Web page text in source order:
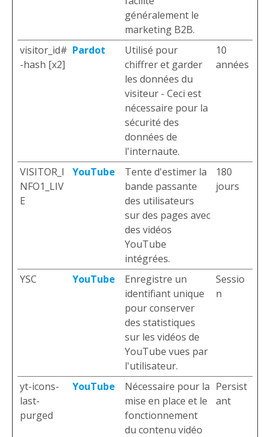
généralement le
marketing B2B.
visitor_id#
-hash [x2]
Pardot
Utilisé pour
chiffrer et garder
les données du
visiteur - Ceci est
nécessaire pour la
sécurité des
données de
l'internaute.
10
années
VISITOR_I
NFO1_LIV
E
YouTube
Tente d'estimer la
bande passante
des utilisateurs
sur des pages avec
des vidéos
YouTube
intégrées.
180
jours
YSC YouTube
Enregistre un
identifiant unique
pour conserver
des statistiques
sur les vidéos de
YouTube vues par
l'utilisateur.
Sessio
n
yt-icons-
last-
purged
YouTube
Nécessaire pour la
mise en place et le
fonctionnement
du contenu vidéo
Persist
ant